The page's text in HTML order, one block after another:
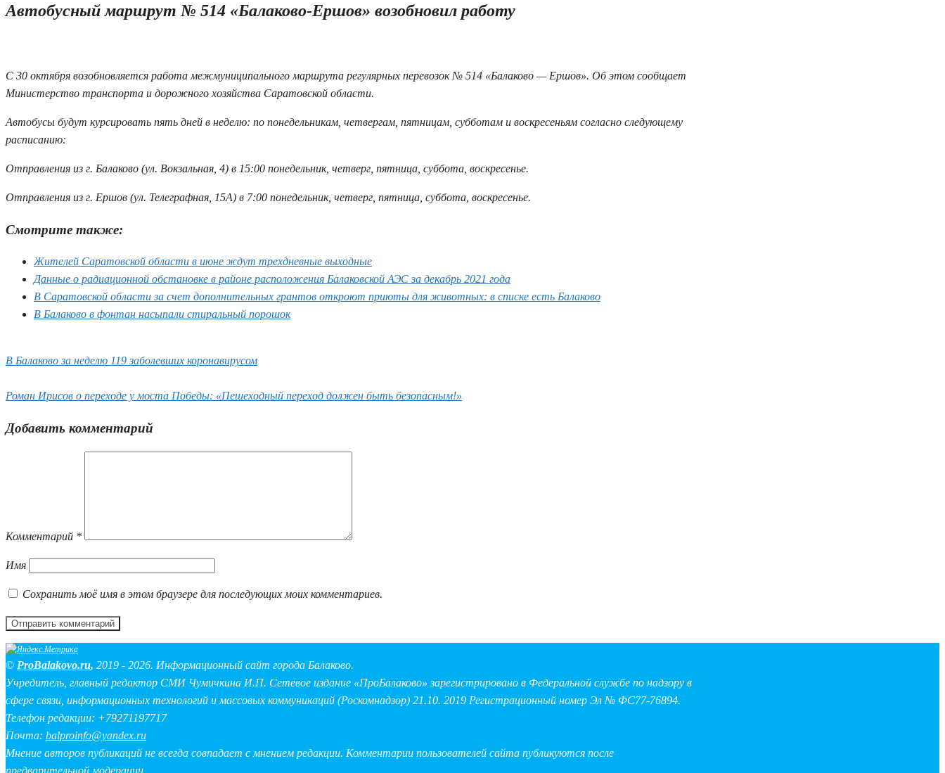
Автобусный маршрут № 514 «Балаково-Ершов» возобновил работу
С 30 октября возобновляется работа межмуниципального маршрута регулярных перевозок № 514 «Балаково — Ершов». Об этом сообщает
Министерство транспорта и дорожного хозяйства Саратовской области.
Автобусы будут курсировать пять дней в неделю: по понедельникам, четвергам, пятницам, субботам и воскресеньям согласно следующему
расписанию:
Отправления из г. Балаково (ул. Вокзальная, 4) в 15:00 понедельник, четверг, пятница, суббота, воскресенье.
Отправления из г. Ершов (ул. Телеграфная, 15А) в 7:00 понедельник, четверг, пятница, суббота, воскресенье.
Смотрите также:
Жителей Саратовской области в июне ждут трехдневные выходные
Данные о радиационной обстановке в районе расположения Балаковской АЭС за декабрь 2021 года
В Саратовской области за счет дополнительных грантов откроют приюты для животных: в списке есть Балаково
В Балаково в фонтан насыпали стиральный порошок
В Балаково за неделю 119 заболевших коронавирусом
Роман Ирисов о переходе у моста Победы: «Пешеходный переход должен быть безопасным!»
Добавить комментарий
Комментарий *
Имя
Сохранить моё имя в этом браузере для последующих моих комментариев.
© ProBalakovo.ru, 2019 - 2026. Информационный сайт города Балаково.
Учредитель, главный редактор СМИ Чумичкина И.П. Сетевое издание «ПроБалаково» зарегистрировано в Федеральной службе по надзору в
сфере связи, информационных технологий и массовых коммуникаций (Роскомнадзор) 21.10. 2019 Регистрационный номер Эл № ФС77-76894.
Телефон редакции: +79271197717
Почта: balproinfo@yandex.ru
Мнение авторов публикаций не всегда совпадает с мнением редакции. Комментарии пользователей сайта публикуются после
предварительной модерации.